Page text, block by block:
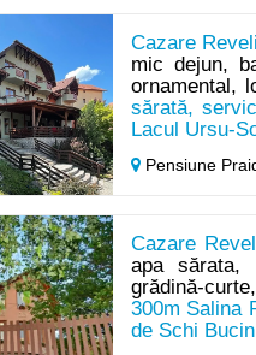
Cazare
mic dejun,
ornamental,
sărată,
Lacul Ursu-
Pensiune
Cazare
apa sărata,
grădină-
300m Salina
de Schi Bucin